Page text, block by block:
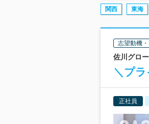
関西 東海
志望動機
佐川グロ
＼プラ
正社員